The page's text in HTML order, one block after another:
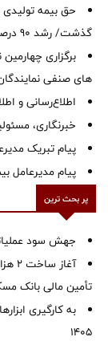
گذشت/ رشد 90 درصدی نسبت به مدت مشابه سال گذشته
برگزاری
های صنفی
اطلاع‌رسانی و
خبرنگاری،
پیام تبریک
پیام مدیرعامل
پر بحث ترین
جهش سود
تأمین مالی بانک
به کارگیری
1405